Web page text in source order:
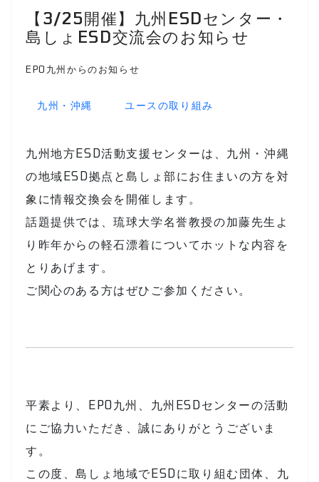
【3/25開催】九州ESDセンター・
島しょESD交流会のお知らせ
EPO九州からのお知らせ
九州・沖縄 ユースの取り組み
九州地方ESD活動支援センターは、九州・沖縄
の地域ESD拠点と島しょ部にお住まいの方を対
象に情報交換会を開催します。
話題提供では、琉球大学名誉教授の加藤先生よ
り昨年からの軽石漂着についてホットな内容を
とりあげます。
ご関心のある方はぜひご参加ください。
平素より、EPO九州、九州ESDセンターの活動
にご協力いただき、誠にありがとうございま
す。
この度、島しょ地域でESDに取り組む団体、九